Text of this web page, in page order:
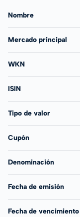
Nombre
Mercado principal
WKN
ISIN
Tipo de valor
Cupón
Denominación
Fecha de emisión
Fecha de vencimiento